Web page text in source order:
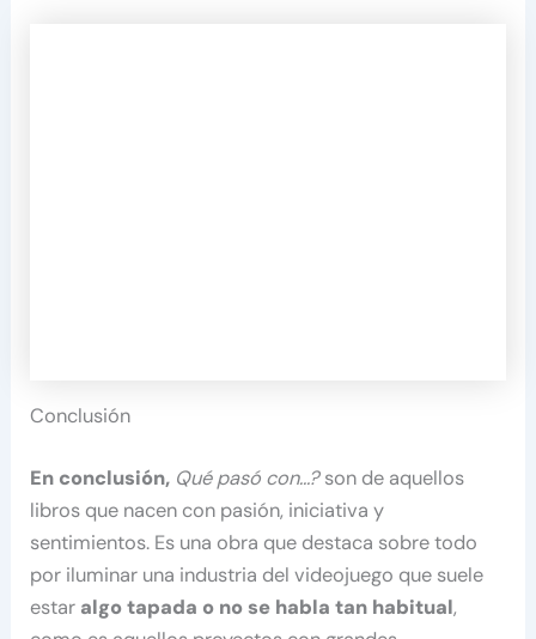
Conclusión
En conclusión, Qué pasó con…?son de aquellos
libros que nacen con pasión, iniciativa y
sentimientos. Es una obra que destaca sobre todo
por iluminar una industria del videojuego que suele
estar algo tapada o no se habla tan habitual,